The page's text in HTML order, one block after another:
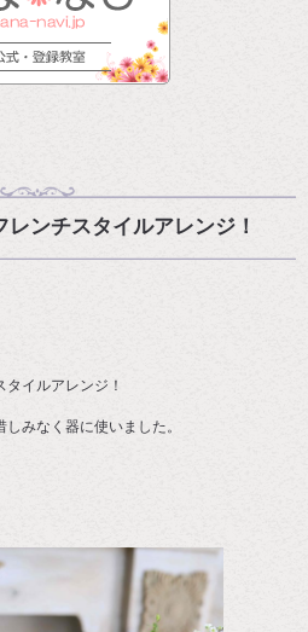
レンチスタイルアレンジ！
イルアレンジ！
みなく器に使いました。